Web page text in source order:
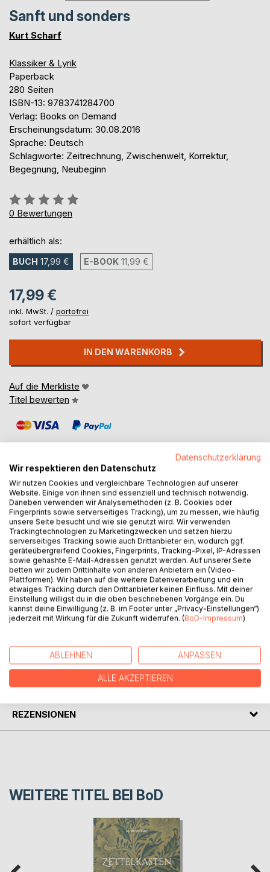
Sanft und sonders
Kurt Scharf
Klassiker & Lyrik
Paperback
280 Seiten
ISBN-13: 9783741284700
Verlag: Books on Demand
Erscheinungsdatum: 30.08.2016
Sprache: Deutsch
Schlagworte: Zeitrechnung, Zwischenwelt, Korrektur,
Begegnung, Neubeginn
Bewertung::
0%
0 Bewertungen
erhältlich als:
BUCH 17,99 € E-BOOK 11,99 €
17,99 €
inkl. MwSt. / portofrei
sofort verfügbar
IN DEN WARENKORB
Auf die Merkliste
Titel bewerten
BESCHREIBUNG
Was sollen denn Grenzen, schamvoll hergestellt zwischen
den Künsten; Bilder reden.
Wir reden in Bildern. Sonst sähen wir auch, randwärts, die
Schatten nicht, das deutliche Licht nicht, und nicht die
Fehlversuche.
Worte und Klänge. Musik. Der ewige Film, den wir
bewegen, dem wir begegnen.
Du und ich, wir sind achtbar; wir sind.
AUTOR/IN
REZENSIONEN
WEITERE TITEL BEI BoD
Datenschutzerklärung
Wir respektieren den Datenschutz
Wir nutzen Cookies und vergleichbare Technologien auf unserer
Website. Einige von ihnen sind essenziell und technisch notwendig.
Daneben verwenden wir Analysemethoden (z. B. Cookies oder
Fingerprints sowie serverseitiges Tracking), um zu messen, wie häufig
unsere Seite besucht und wie sie genutzt wird. Wir verwenden
Trackingtechnologien zu Marketingzwecken und setzen hierzu
serverseitiges Tracking sowie auch Drittanbieter ein, wodurch ggf.
geräteübergreifend Cookies, Fingerprints, Tracking-Pixel, IP-Adressen
sowie gehashte E-Mail-Adressen genutzt werden. Auf unserer Seite
betten wir zudem Drittinhalte von anderen Anbietern ein (Video-
Plattformen). Wir haben auf die weitere Datenverarbeitung und ein
etwaiges Tracking durch den Drittanbieter keinen Einfluss. Mit deiner
Einstellung willigst du in die oben beschriebenen Vorgänge ein. Du
kannst deine Einwilligung (z. B. im Footer unter „Privacy-Einstellungen“)
jederzeit mit Wirkung für die Zukunft widerrufen. (BoD-Impressum)
ABLEHNEN ANPASSEN
ALLE AKZEPTIEREN